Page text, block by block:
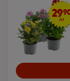
29,90
29
/st